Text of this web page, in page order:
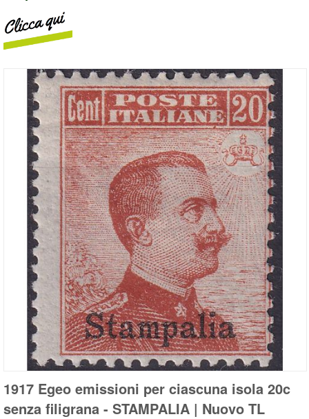
1917 Egeo emissioni per ciascuna isola 20c
senza filigrana - STAMPALIA | Nuovo TL